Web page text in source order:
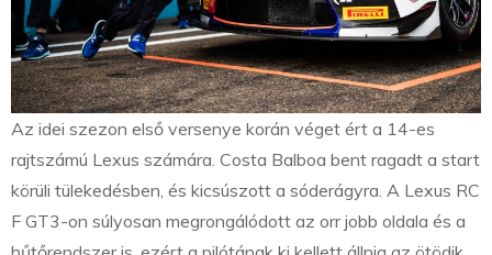
Az idei szezon első versenye korán véget ért a 14-es
rajtszámú Lexus számára. Costa Balboa bent ragadt a start
körüli tülekedésben, és kicsúszott a sóderágyra. A Lexus RC
F GT3-on súlyosan megrongálódott az orr jobb oldala és a